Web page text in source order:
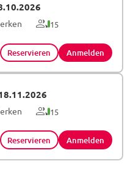
15
Reservieren Anmelden
15
Reservieren Anmelden